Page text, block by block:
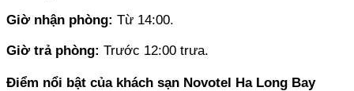
Giờ nhận phòng: Từ 14:00.
Giờ trả phòng: Trước 12:00 trưa.
Điểm nổi bật của khách sạn Novotel Ha Long Bay